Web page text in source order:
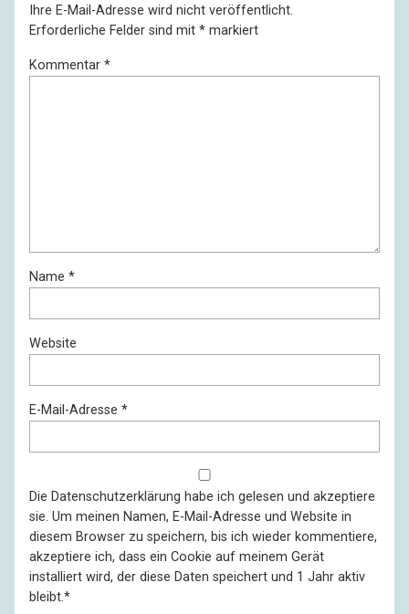
Ihre E-Mail-Adresse wird nicht veröffentlicht.
Erforderliche Felder sind mit * markiert
Kommentar *
Name *
Website
E-Mail-Adresse *
Die Datenschutzerklärung habe ich gelesen und akzeptiere
sie. Um meinen Namen, E-Mail-Adresse und Website in
diesem Browser zu speichern, bis ich wieder kommentiere,
akzeptiere ich, dass ein Cookie auf meinem Gerät
installiert wird, der diese Daten speichert und 1 Jahr aktiv
bleibt.*